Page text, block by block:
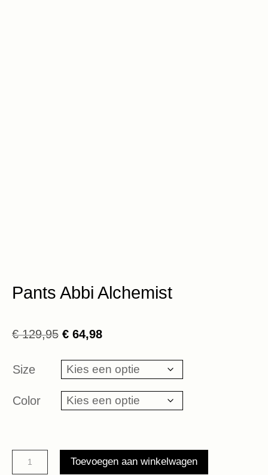
Pants Abbi Alchemist
€129,95 Oorspronkelijke
was:
€ 129,95.
€ 64,98Huidige
is:
€ 64,98.
Size
Color
Pants
Abbi
Toevoegen aan winkelwagen